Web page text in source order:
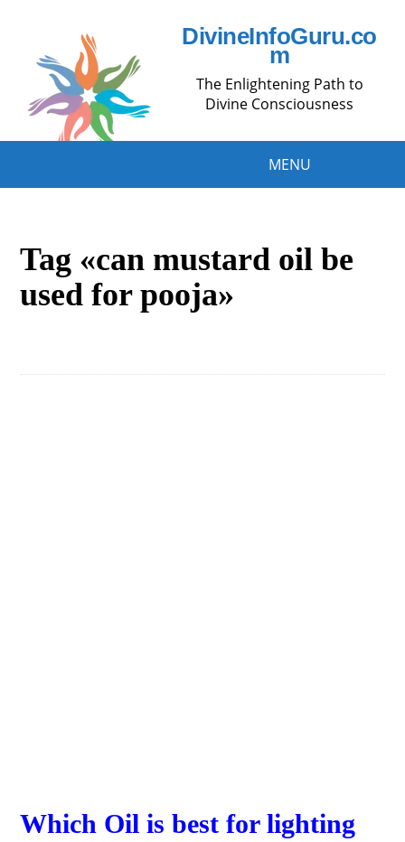
DivineInfoGuru.co
m
The Enlightening Path to
Divine Consciousness
MENU
Tag «can mustard oil be
used for pooja»
Which Oil is best for lighting